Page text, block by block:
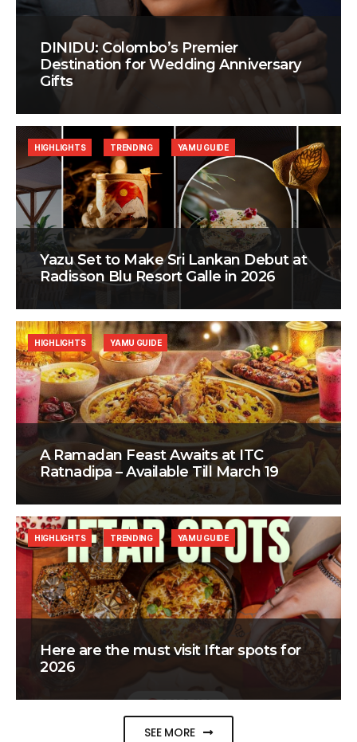
DINIDU: Colombo’s Premier
Destination for Wedding Anniversary
Gifts
Yazu Set to Make Sri Lankan Debut at
Radisson Blu Resort Galle in 2026
HIGHLIGHTS TRENDING YAMU GUIDE
A Ramadan Feast Awaits at ITC
Ratnadipa – Available Till March 19
HIGHLIGHTS YAMU GUIDE
Here are the must visit Iftar spots for
2026
HIGHLIGHTS TRENDING YAMU GUIDE
SEE MORE